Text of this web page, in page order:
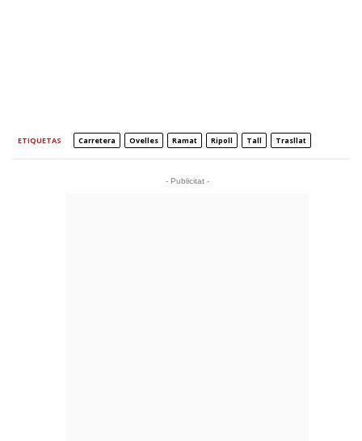
ETIQUETAS Carretera Ovelles Ramat Ripoll Tall Trasllat
- Publicitat -